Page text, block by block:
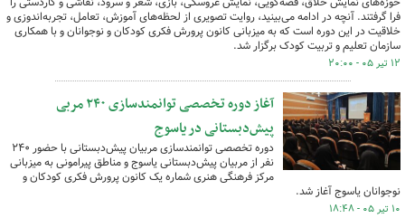
فرا گرفتند. آنچه در ادامه می‌بینید، روایت تصویری از لحظه‌های آموزش، تعامل، تجربه‌اندوزی و
خلاقیت در این دوره است که به میزبانی کانون پرورش فکری کودکان و نوجوانان و با همکاری
سازمان تعلیم و تربیت کودک برگزار شد.
۱۲ تیر ۰۵ - ۲۰:۰۰
آغاز دوره تخصصی توانمندسازی ۲۴۰ مربی
پیش‌دبستانی در یاسوج
دوره تخصصی توانمندسازی مربیان پیش‌دبستانی با حضور ۲۴۰
نفر از مربیان پیش‌دبستانی یاسوج و مناطق پیرامونی به میزبانی
مرکز فرهنگی هنری شماره یک کانون پرورش فکری کودکان و
نوجوانان یاسوج آغاز شد.
۱۰ تیر ۰۵ - ۱۸:۴۸